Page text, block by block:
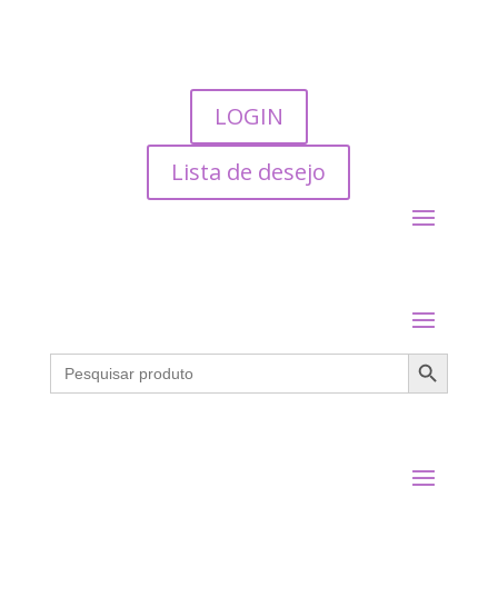
LOGIN
Lista de desejo
Search
for:
Search Button